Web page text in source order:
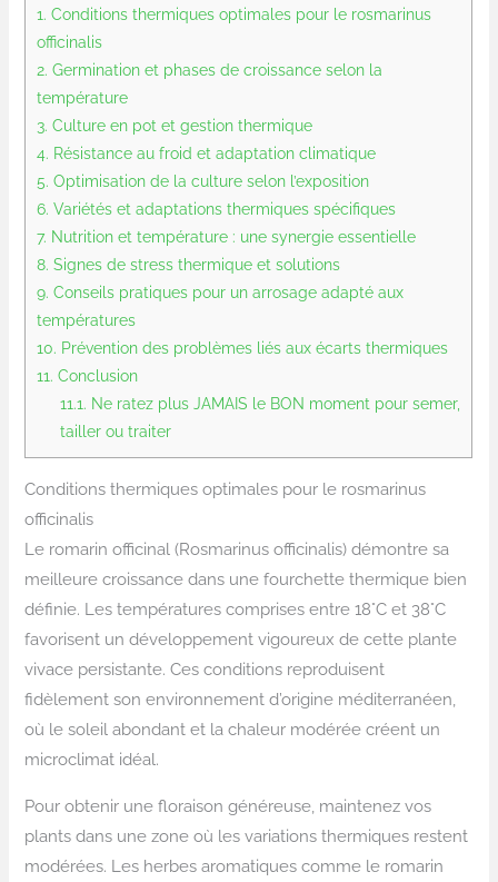
1. Conditions thermiques optimales pour le rosmarinus
officinalis
2. Germination et phases de croissance selon la
température
3. Culture en pot et gestion thermique
4. Résistance au froid et adaptation climatique
5. Optimisation de la culture selon l’exposition
6. Variétés et adaptations thermiques spécifiques
7. Nutrition et température : une synergie essentielle
8. Signes de stress thermique et solutions
9. Conseils pratiques pour un arrosage adapté aux
températures
10. Prévention des problèmes liés aux écarts thermiques
11. Conclusion
11.1. Ne ratez plus JAMAIS le BON moment pour semer,
tailler ou traiter
Conditions thermiques optimales pour le rosmarinus
officinalis
Le romarin officinal (Rosmarinus officinalis) démontre sa
meilleure croissance dans une fourchette thermique bien
définie. Les températures comprises entre 18°C et 38°C
favorisent un développement vigoureux de cette plante
vivace persistante. Ces conditions reproduisent
fidèlement son environnement d’origine méditerranéen,
où le soleil abondant et la chaleur modérée créent un
microclimat idéal.
Pour obtenir une floraison généreuse, maintenez vos
plants dans une zone où les variations thermiques restent
modérées. Les herbes aromatiques comme le romarin